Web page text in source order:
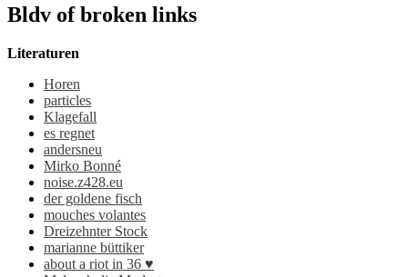
Bldv of broken links
Literaturen
Horen
particles
Klagefall
es regnet
andersneu
Mirko Bonné
noise.z428.eu
der goldene fisch
mouches volantes
Dreizehnter Stock
marianne büttiker
about a riot in 36 ♥